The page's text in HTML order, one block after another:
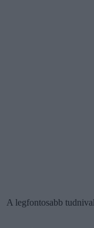
A legfontosabb